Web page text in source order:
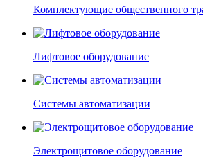
Комплектующие общественного
Лифтовое оборудование
Системы автоматизации
Электрощитовое оборудование